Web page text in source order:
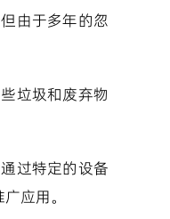
由于多年的忽
垃圾和废弃物
过特定的设备
应用。